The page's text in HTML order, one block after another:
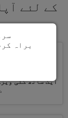
کے لئے
ایک ساتھ کئی
براہ